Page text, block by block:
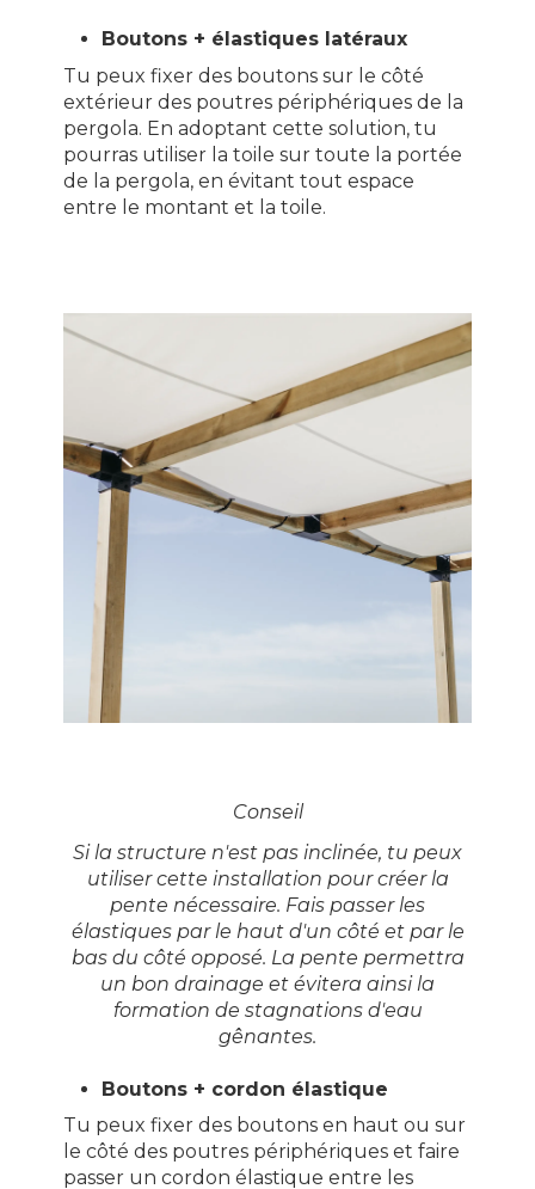
Boutons + élastiques latéraux
Tu peux fixer des boutons sur le côté
extérieur des poutres périphériques de la
pergola. En adoptant cette solution, tu
pourras utiliser la toile sur toute la portée
de la pergola, en évitant tout espace
entre le montant et la toile.
Conseil
Si la structure n'est pas inclinée, tu peux
utiliser cette installation pour créer la
pente nécessaire. Fais passer les
élastiques par le haut d'un côté et par le
bas du côté opposé. La pente permettra
un bon drainage et évitera ainsi la
formation de stagnations d'eau
gênantes.
Boutons + cordon élastique
Tu peux fixer des boutons en haut ou sur
le côté des poutres périphériques et faire
passer un cordon élastique entre les